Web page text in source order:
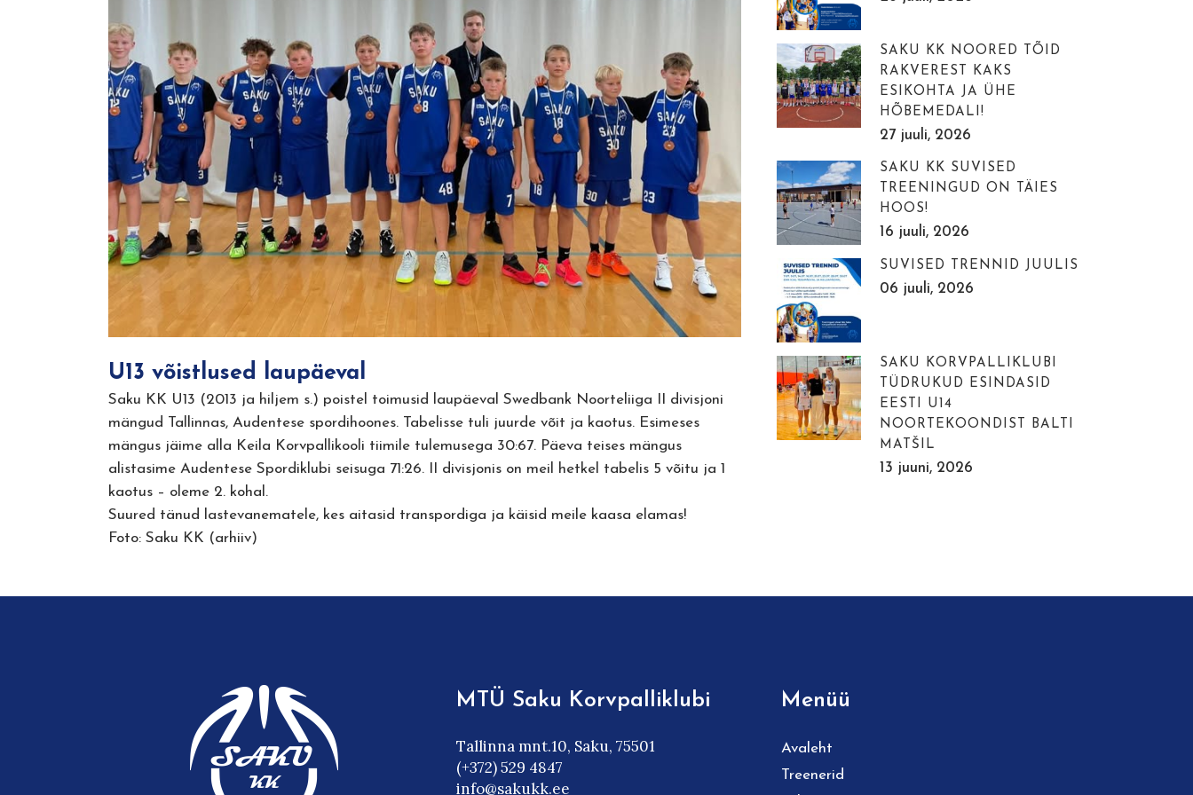
U13 võistlused laupäeval
Saku KK U13 (2013 ja hiljem s.) poistel toimusid laupäeval Swedbank Noorteliiga II divisjoni
mängud Tallinnas, Audentese spordihoones. Tabelisse tuli juurde võit ja kaotus. Esimeses
mängus jäime alla Keila Korvpallikooli tiimile tulemusega 30:67. Päeva teises mängus
alistasime Audentese Spordiklubi seisuga 71:26. II divisjonis on meil hetkel tabelis 5 võitu ja 1
kaotus – oleme 2. kohal.
Suured tänud lastevanematele, kes aitasid transpordiga ja käisid meile kaasa elamas!
Foto: Saku KK (arhiiv)
SAKU KK NOORED TÕID
RAKVEREST KAKS
ESIKOHTA JA ÜHE
HÕBEMEDALI!
27 juuli, 2026
SAKU KK SUVISED
TREENINGUD ON TÄIES
HOOS!
16 juuli, 2026
SUVISED TRENNID JUULIS
06 juuli, 2026
SAKU KORVPALLIKLUBI
TÜDRUKUD ESINDASID
EESTI U14
NOORTEKOONDIST BALTI
MATŠIL
13 juuni, 2026
MTÜ Saku Korvpalliklubi
Tallinna mnt.10, Saku, 75501
(+372) 529 4847
info@sakukk.ee
Menüü
Avaleht
Treenerid